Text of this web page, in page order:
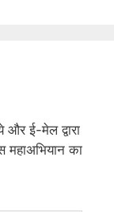
ई-मेल द्वारा
का